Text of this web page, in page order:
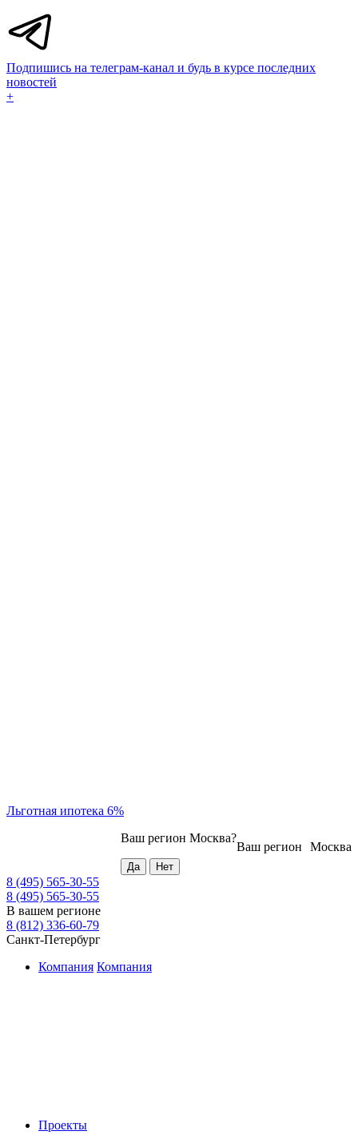
Подпишись на телеграм-канал и будь в курсе последних
новостей
+
Льготная ипотека 6%
Москва
Ваш регион
Ваш регион Москва?
8 (495) 565-30-55
8 (495) 565-30-55
В вашем регионе
8 (812) 336-60-79
Санкт-Петербург
Компания Компания
Проекты